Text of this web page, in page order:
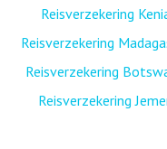
Reisverzekering
Reisverzekering
Reisverzekering
Reisverzekering